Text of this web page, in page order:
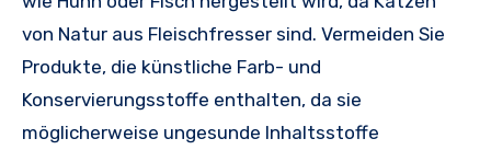
von Natur aus Fleischfresser sind. Vermeiden Sie
Produkte, die künstliche Farb- und
Konservierungsstoffe enthalten, da sie
möglicherweise ungesunde Inhaltsstoffe